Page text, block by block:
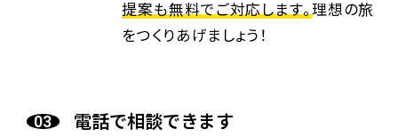
提案も無料でご対応します。理想の旅
をつくりあげましょう！
電話で相談できます